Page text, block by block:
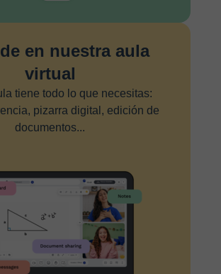
en nuestra aula
virtual
tiene todo lo que necesitas:
pizarra digital, edición de
documentos...